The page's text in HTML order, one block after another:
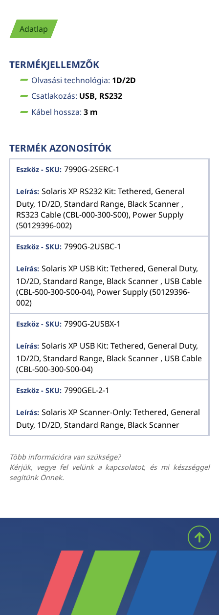
Adatlap
TERMÉKJELLEMZŐK
Olvasási technológia: 1D/2D
Csatlakozás: USB, RS232
Kábel hossza: 3 m
TERMÉK AZONOSÍTÓK
7990G-2SERC-1
Solaris XP RS232 Kit: Tethered, General
Duty, 1D/2D, Standard Range, Black Scanner ,
RS323 Cable (CBL-000-300-S00), Power Supply
(50129396-002)
7990G-2USBC-1
Solaris XP USB Kit: Tethered, General Duty,
1D/2D, Standard Range, Black Scanner , USB Cable
(CBL-500-300-S00-04), Power Supply (50129396-
002)
7990G-2USBX-1
Solaris XP USB Kit: Tethered, General Duty,
1D/2D, Standard Range, Black Scanner , USB Cable
(CBL-500-300-S00-04)
7990GEL-2-1
Solaris XP Scanner-Only: Tethered, General
Duty, 1D/2D, Standard Range, Black Scanner
Több információra van szüksége?
Kérjük, vegye fel velünk a kapcsolatot, és mi készséggel
segítünk Önnek.